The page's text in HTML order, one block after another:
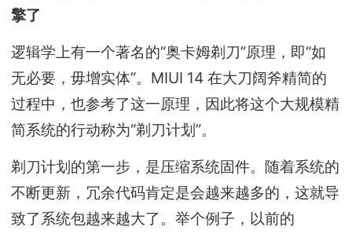
擎了
逻辑学上有一个著名的“奥卡姆剃刀”原理，即“如
无必要，毋增实体”。MIUI 14 在大刀阔斧精简的
过程中，也参考了这一原理，因此将这个大规模精
简系统的行动称为“剃刀计划”。
剃刀计划的第一步，是压缩系统固件。随着系统的
不断更新，冗余代码肯定是会越来越多的，这就导
致了系统包越来越大了。举个例子，以前的